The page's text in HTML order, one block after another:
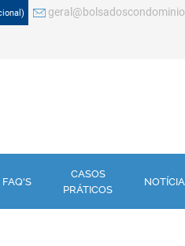
FAQ'S
CASOS
PRÁTICOS